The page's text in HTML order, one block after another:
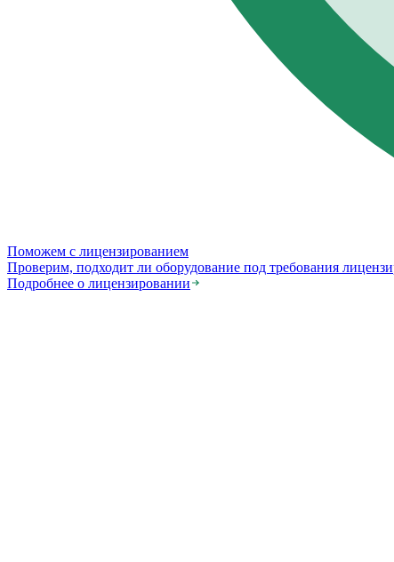
Поможем с лицензированием
Проверим, подходит ли оборудование под требования
Подробнее о лицензировании